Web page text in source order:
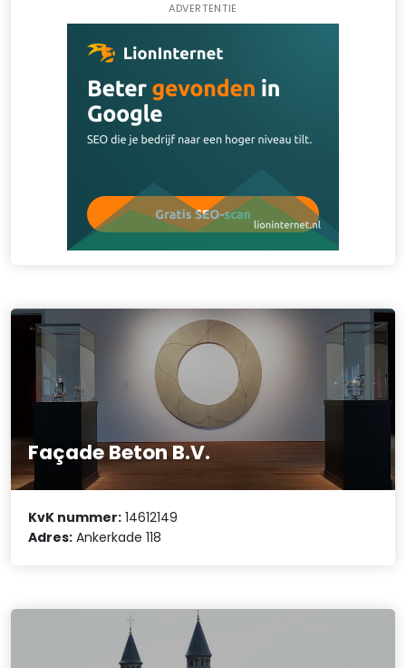
ADVERTENTIE
Façade Beton B.V.
KvK nummer: 14612149
Adres: Ankerkade 118